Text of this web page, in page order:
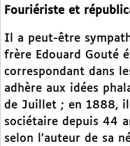
Fouriériste et
Il a peut-être
frère Edouard Gouté
correspondant dans
adhère aux idées
de Juillet ; en 1888, il
sociétaire depuis 44
selon l’auteur de sa